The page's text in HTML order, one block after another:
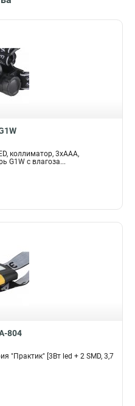
коллиматор, 3хААА,
G1W с влагоза...
804
"Практик" [3Вт led + 2 SMD, 3,7